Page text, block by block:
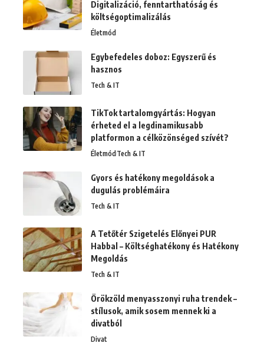
Digitalizáció, fenntarthatóság és
költségoptimalizálás
Életmód
Egybefedeles doboz: Egyszerű és
hasznos
Tech & IT
TikTok tartalomgyártás: Hogyan
érheted el a legdinamikusabb
platformon a célközönséged szívét?
ÉletmódTech & IT
Gyors és hatékony megoldások a
dugulás problémáira
Tech & IT
A Tetőtér Szigetelés Előnyei PUR
Habbal – Költséghatékony és Hatékony
Megoldás
Tech & IT
Örökzöld menyasszonyi ruha trendek –
stílusok, amik sosem mennek ki a
divatból
Divat